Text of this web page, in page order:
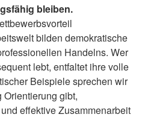
bleiben.
bilden demokratische
Handelns. Wer
lebt, entfaltet ihre volle
Beispiele sprechen wir
gibt,
effektive Zusammenarbeit